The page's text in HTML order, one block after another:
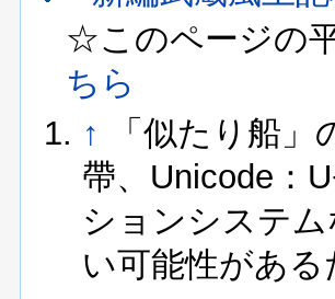
☆このページの
ちら
↑
「似たり船」
帶、Unicode：
ションシステ
い可能性があ